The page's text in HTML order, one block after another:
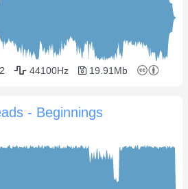
44100Hz 19.91Mb
- Beginnings